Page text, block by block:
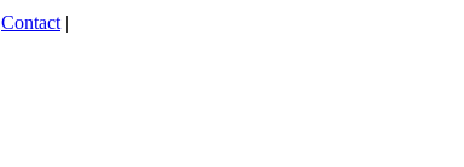
Contact |